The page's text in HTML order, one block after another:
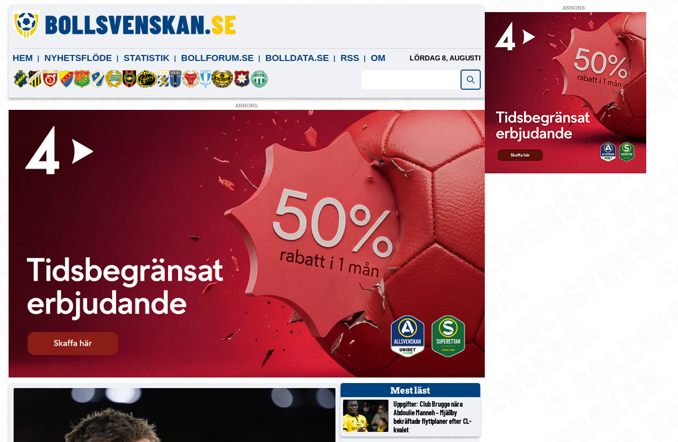
HEM NYHETSFLÖDE STATISTIK BOLLFORUM.SE BOLLDATA.SE RSS OM LÖRDAG 8, AUGUSTI
ANNONS:
Mest läst
Uppgifter: Club Brugge nära
Abdoulie Manneh – Mjällby
bekräftade flyttplaner efter CL-
kvalet
ANNONS: